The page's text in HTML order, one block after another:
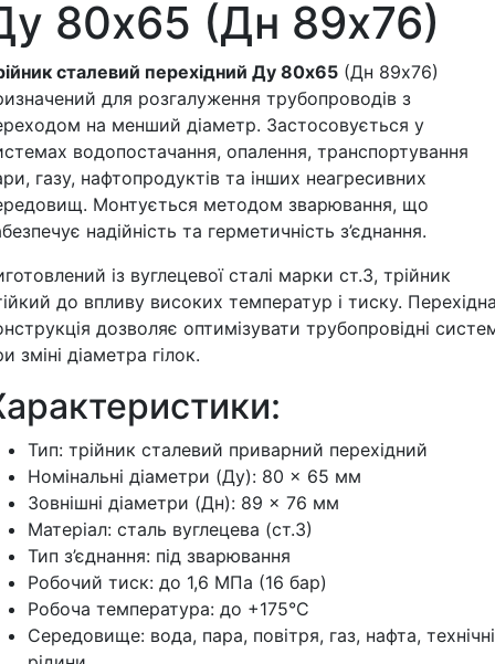
80х65 (Дн 89х76)
сталевий перехідний Ду 80х65 (Дн 89х76)
для розгалуження трубопроводів з
на менший діаметр. Застосовується у
водопостачання, опалення, транспортування
газу, нафтопродуктів та інших неагресивних
Монтується методом зварювання, що
надійність та герметичність з’єднання.
із вуглецевої сталі марки ст.3, трійник
до впливу високих температур і тиску.
дозволяє оптимізувати трубопровідні
зміні діаметра гілок.
Тип: трійник сталевий приварний перехідний
Номінальні діаметри (Ду): 80 × 65 мм
Зовнішні діаметри (Дн): 89 × 76 мм
Матеріал: сталь вуглецева (ст.3)
Тип з’єднання: під зварювання
Робочий тиск: до 1,6 МПа (16 бар)
Робоча температура: до +175°C
Середовище: вода, пара, повітря, газ, нафта, технічні